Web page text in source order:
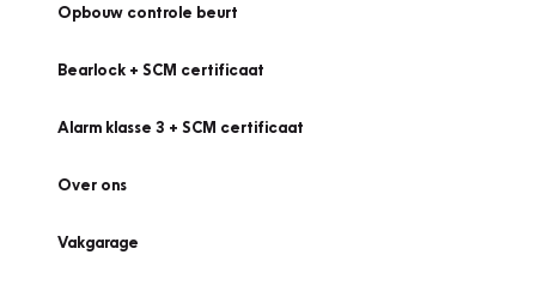
Opbouw controle beurt
Bearlock + SCM certificaat
Alarm klasse 3 + SCM certificaat
Over ons
Vakgarage